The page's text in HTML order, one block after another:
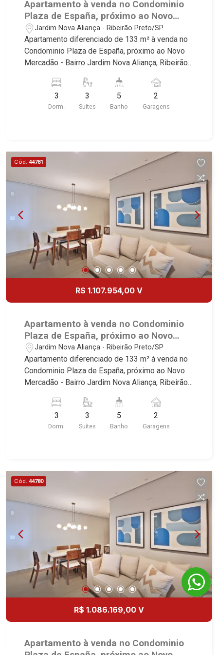
Apartamento à venda no Condominio
Plaza de España, próximo ao Novo
Mercadão - Ribeirão Preto/SP.
Jardim Nova Aliança - Ribeirão Preto/SP
Apartamento diferenciado de 133 m² à venda no
Condominio Plaza de España, próximo ao Novo
Mercadão - Bairro Jardim Nova Aliança, Ribeirão
imóvel que a Martinelli Imobiliária selecionou
para você: - 143m² de area util - 03 suites - Sala
02 ambientes com Open View - Lavabo - Cozinha
dormitórios, sala e sacada gourmet - Area de
Serviço - Banheiro de Serviço - Varanda Gourmet
com Churrasqueira à gás - 02 Vagas - Fino
acabamento - Alto Padrão Martinelli Imobiliária,
referência no mercado imobiliário desde 2000.
Especialistas em Venda, Locação e
Lançamentos! Avenida João Fiúsa, 1051 - Alto da
Boa Vista | Ribeirão Preto.
3
Dorm.
3
Suítes
5
Banho
2
Garagens
Cód. 44781
R$ 1.107.954,00 V
Apartamento à venda no Condominio
Plaza de España, próximo ao Novo
Mercadão - Ribeirão Preto/SP.
Jardim Nova Aliança - Ribeirão Preto/SP
Apartamento diferenciado de 133 m² à venda no
Condominio Plaza de España, próximo ao Novo
Mercadão - Bairro Jardim Nova Aliança, Ribeirão
imóvel que a Martinelli Imobiliária selecionou
para você: - 143m² de area util - 03 suites - Sala
02 ambientes com Open View - Lavabo - Cozinha
dormitórios, sala e sacada gourmet - Area de
Serviço - Banheiro de Serviço - Varanda Gourmet
com Churrasqueira à gás - 02 Vagas - Fino
acabamento - Alto Padrão Martinelli Imobiliária,
referência no mercado imobiliário desde 2000.
Especialistas em Venda, Locação e
Lançamentos! Avenida João Fiúsa, 1051 - Alto da
Boa Vista | Ribeirão Preto.
3
Dorm.
3
Suítes
5
Banho
2
Garagens
Cód. 44780
R$ 1.086.169,00 V
Apartamento à venda no Condominio